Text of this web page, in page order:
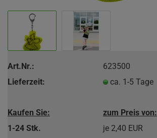
Art.Nr.:
623500
Lieferzeit:
ca. 1-5 Tage
Kaufen Sie:
zum Preis von:
1-24 Stk.
je 2,40 EUR